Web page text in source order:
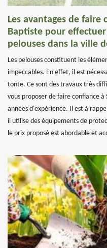
Les avantages de faire
Baptiste pour
pelouses dans la ville
Les pelouses constituent les
impeccables. En effet, il est
tonte. Ce sont des travaux très
vous proposer de faire confiance à
années d'expérience. Il est à
il utilise des équipements de
le prix proposé est abordable et